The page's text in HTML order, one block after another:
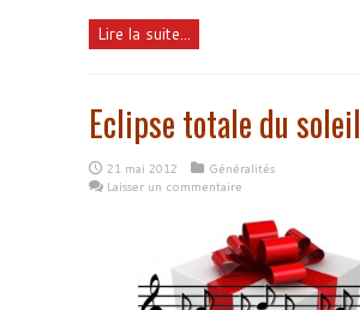
Lire la suite...
Eclipse totale du soleil
21 mai 2012
Généralités
Laisser un commentaire